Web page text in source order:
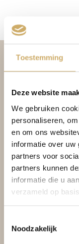
Toestemming
Deze website
We gebruiken
personaliseren,
en om ons
informatie over uw
partners voor
partners kunnen
informatie die u
verzameld op
Noodzakelijk